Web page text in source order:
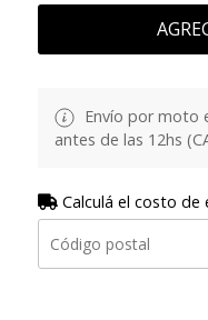
Envío por moto
antes de las 12hs
Calculá el costo de